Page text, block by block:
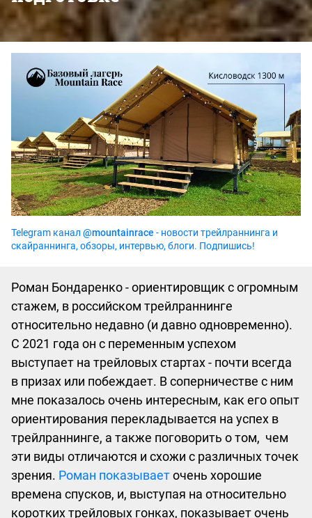
Telegram канал @mountainrace - новости трейлраннинга и
скайраннинга, обзоры, интервью, блоги. Подпишись!
Роман Бондаренко - ориентировщик с огромным
стажем, в российском трейлраннинге
относительно недавно (и давно одновременно).
С 2021 года он с переменным успехом
выступает на трейловых стартах - почти всегда
в призах или побеждает. В соперничестве с ним
мне показалось очень интересным, как его опыт
ориентирования перекладывается на успех в
трейлраннинге, а также поговорить о том, чем
эти виды отличаются и схожи с различных точек
зрения. Роман показываеточень хорошие
времена спусков, и, выступая на относительно
коротких трейловых гонках, показывает очень